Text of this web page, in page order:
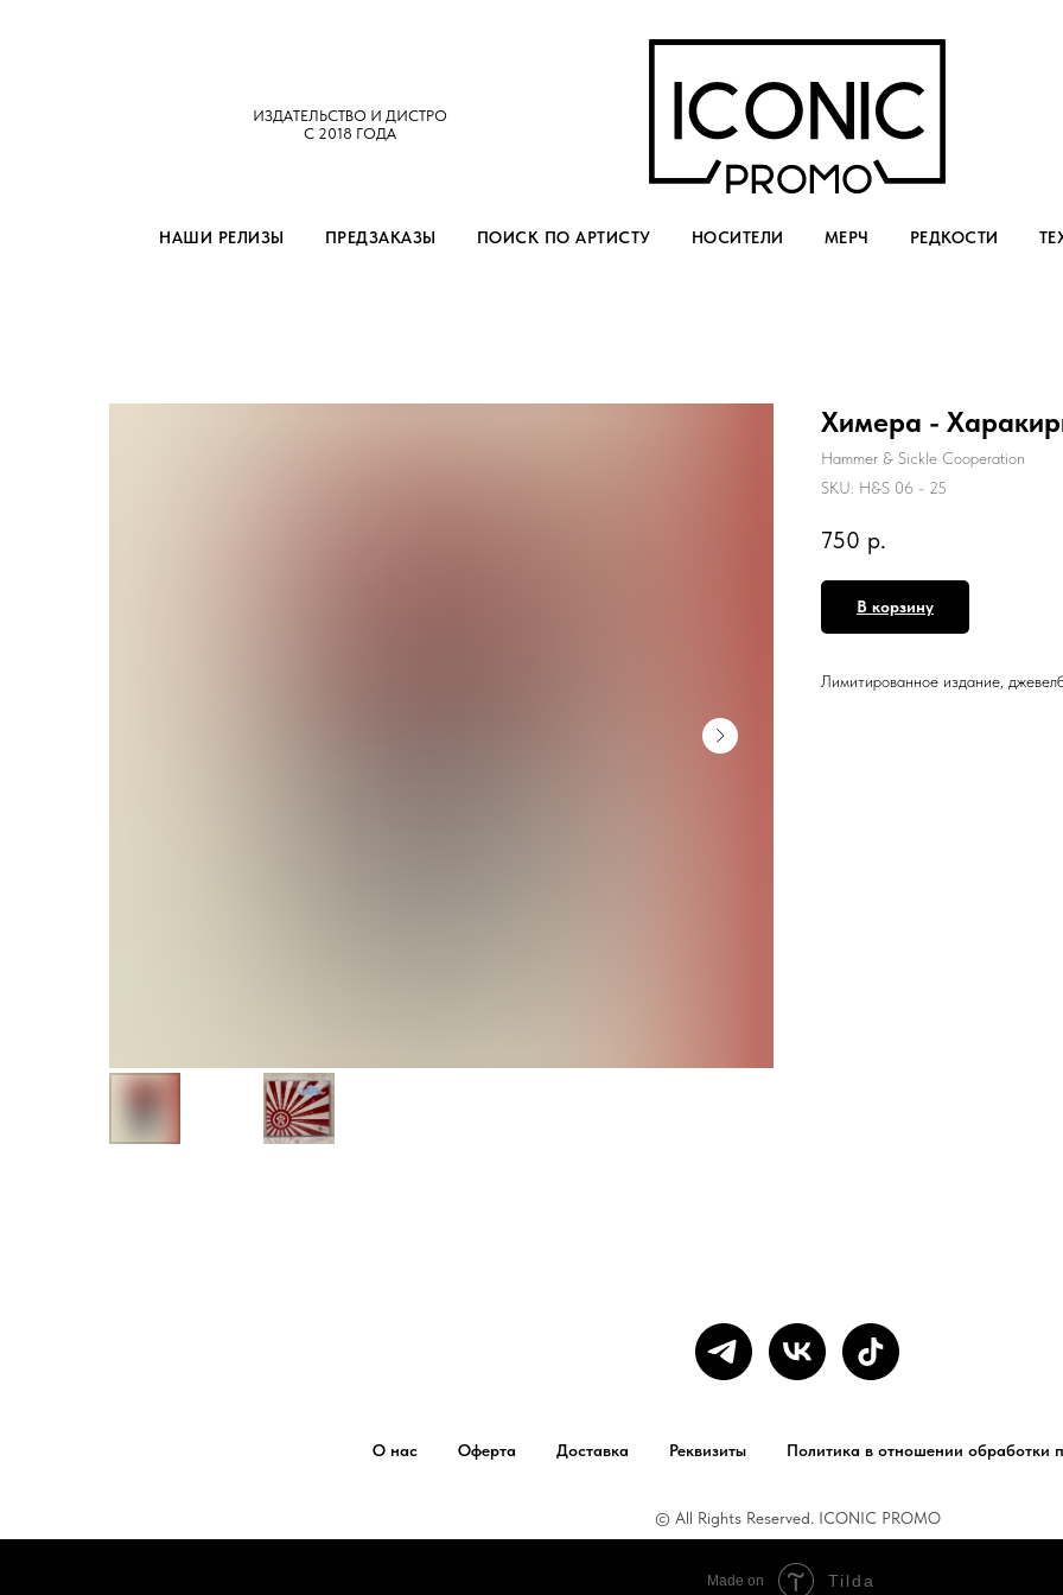
ИЗДАТЕЛЬСТВО И ДИСТРО
С 2018 ГОДА
НАШИ РЕЛИЗЫ ПРЕДЗАКАЗЫ ПОИСК ПО АРТИСТУ НОСИТЕЛИ МЕРЧ РЕДКОСТИ
Химера -
Hammer & Sickle Cooperation
SKU: H&S 06 - 25
750 р.
В корзину
Лимитированное издание,
О нас Оферта Доставка Реквизиты Политика в отношении обработки
© All Rights Reserved. ICONIC PROMO
Made on Tilda